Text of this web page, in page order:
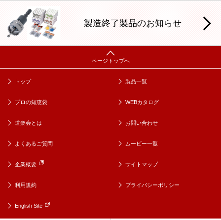
製造終了製品のお知らせ
トップ 製品一覧
プロの知恵袋 WEBカタログ
道楽会とは お問い合わせ
よくあるご質問 ムービー一覧
企業概要 サイトマップ
利用規約 プライバシーポリシー
English Site